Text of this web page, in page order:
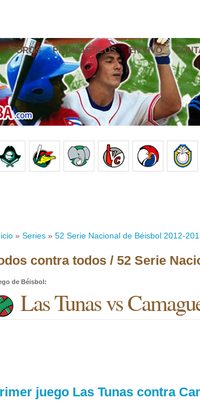
FOROS PRONÓSTICOS EN VIVO
» Series » 52 Serie Nacional de Béisbol 2012-
contra todos / 52 Serie
de Béisbol:
Las Tunas vs
juego Las Tunas contra